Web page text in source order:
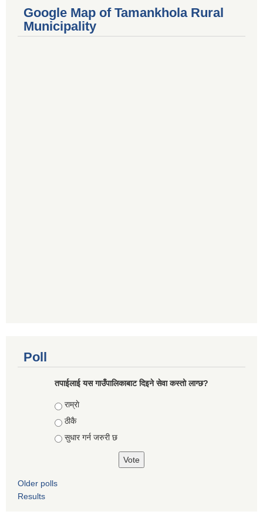
Google Map of Tamankhola Rural
Municipality
Poll
तपाईलाई यस गाउँपालिकाबाट दिइने सेवा कस्तो लाग्छ?
Choices
राम्राे
ठीकै
सुधार गर्न जरुरी छ
Older polls
Results